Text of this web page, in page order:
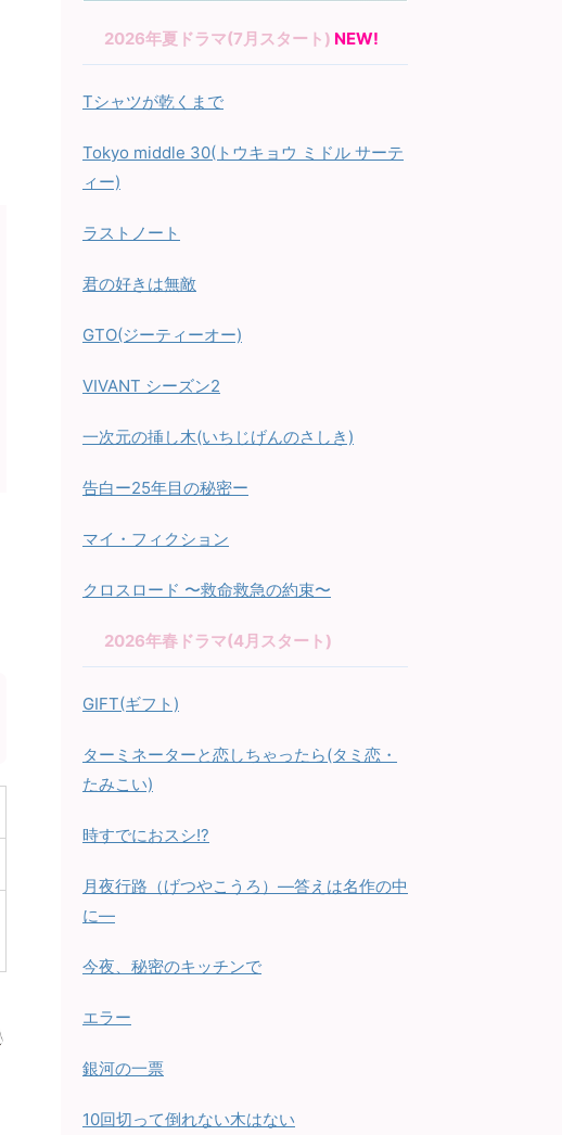
2026年夏ドラマ(7月スタート) NEW!
Tシャツが乾くまで
Tokyo middle 30(トウキョウ ミドル サーテ
ィー)
ラストノート
君の好きは無敵
GTO(ジーティーオー)
VIVANT シーズン2
一次元の挿し木(いちじげんのさしき)
告白ー25年目の秘密ー
マイ・フィクション
クロスロード 〜救命救急の約束〜
2026年春ドラマ(4月スタート)
GIFT(ギフト)
ターミネーターと恋しちゃったら(タミ恋・
たみこい)
時すでにおスシ!?
月夜行路（げつやこうろ）—答えは名作の中
に—
今夜、秘密のキッチンで
エラー
銀河の一票
10回切って倒れない木はない